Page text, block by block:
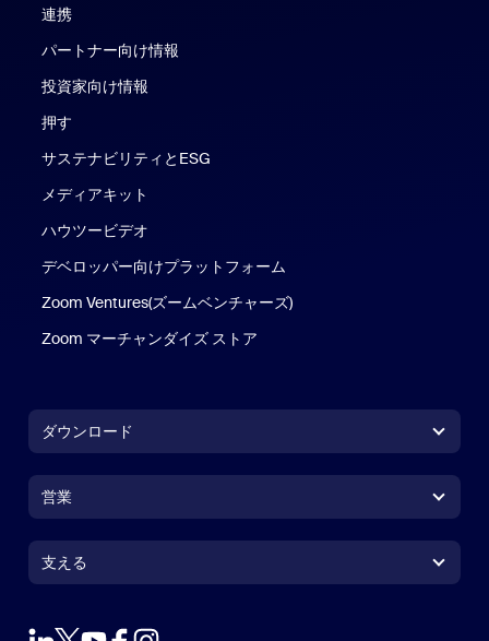
連携
パートナー向け情報
投資家向け情報
押す
サステナビリティとESG
メディアキット
ハウツービデオ
デベロッパー向けプラットフォーム
Zoom Ventures(ズームベンチャーズ)
Zoom マーチャンダイズ ストア
ダウンロード
Zoom Rooms アプリZoom Rooms アプリ
Zoom Rooms コントローラ
Outlook プラグイン
営業
営業担当にお問い合わせ
支える
支える